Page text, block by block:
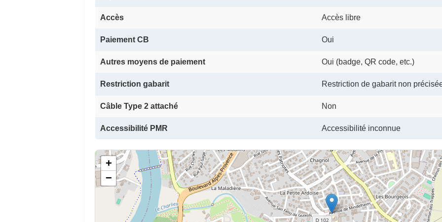
Accès Accès libre
Paiement CB Oui
Autres moyens de paiement Oui (badge, QR code, etc.)
Restriction gabarit Restriction de gabarit non
Câble Type 2 attaché Non
Accessibilité PMR Accessibilité inconnue
+
−